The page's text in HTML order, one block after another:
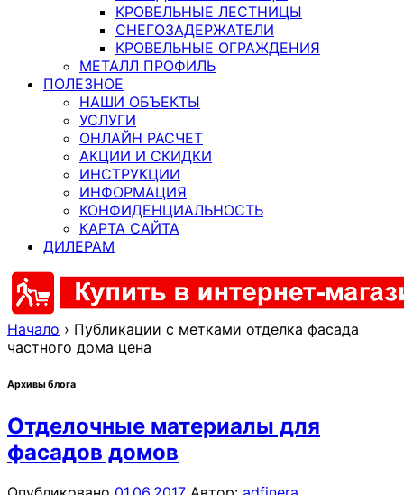
КРОВЕЛЬНЫЕ ЛЕСТНИЦЫ
СНЕГОЗАДЕРЖАТЕЛИ
КРОВЕЛЬНЫЕ ОГРАЖДЕНИЯ
МЕТАЛЛ ПРОФИЛЬ
ПОЛЕЗНОЕ
НАШИ ОБЪЕКТЫ
УСЛУГИ
ОНЛАЙН РАСЧЕТ
АКЦИИ И СКИДКИ
ИНСТРУКЦИИ
ИНФОРМАЦИЯ
КОНФИДЕНЦИАЛЬНОСТЬ
КАРТА САЙТА
ДИЛЕРАМ
Начало › Публикации с метками отделка фасада
частного дома цена
Архивы блога
Отделочные материалы для
фасадов домов